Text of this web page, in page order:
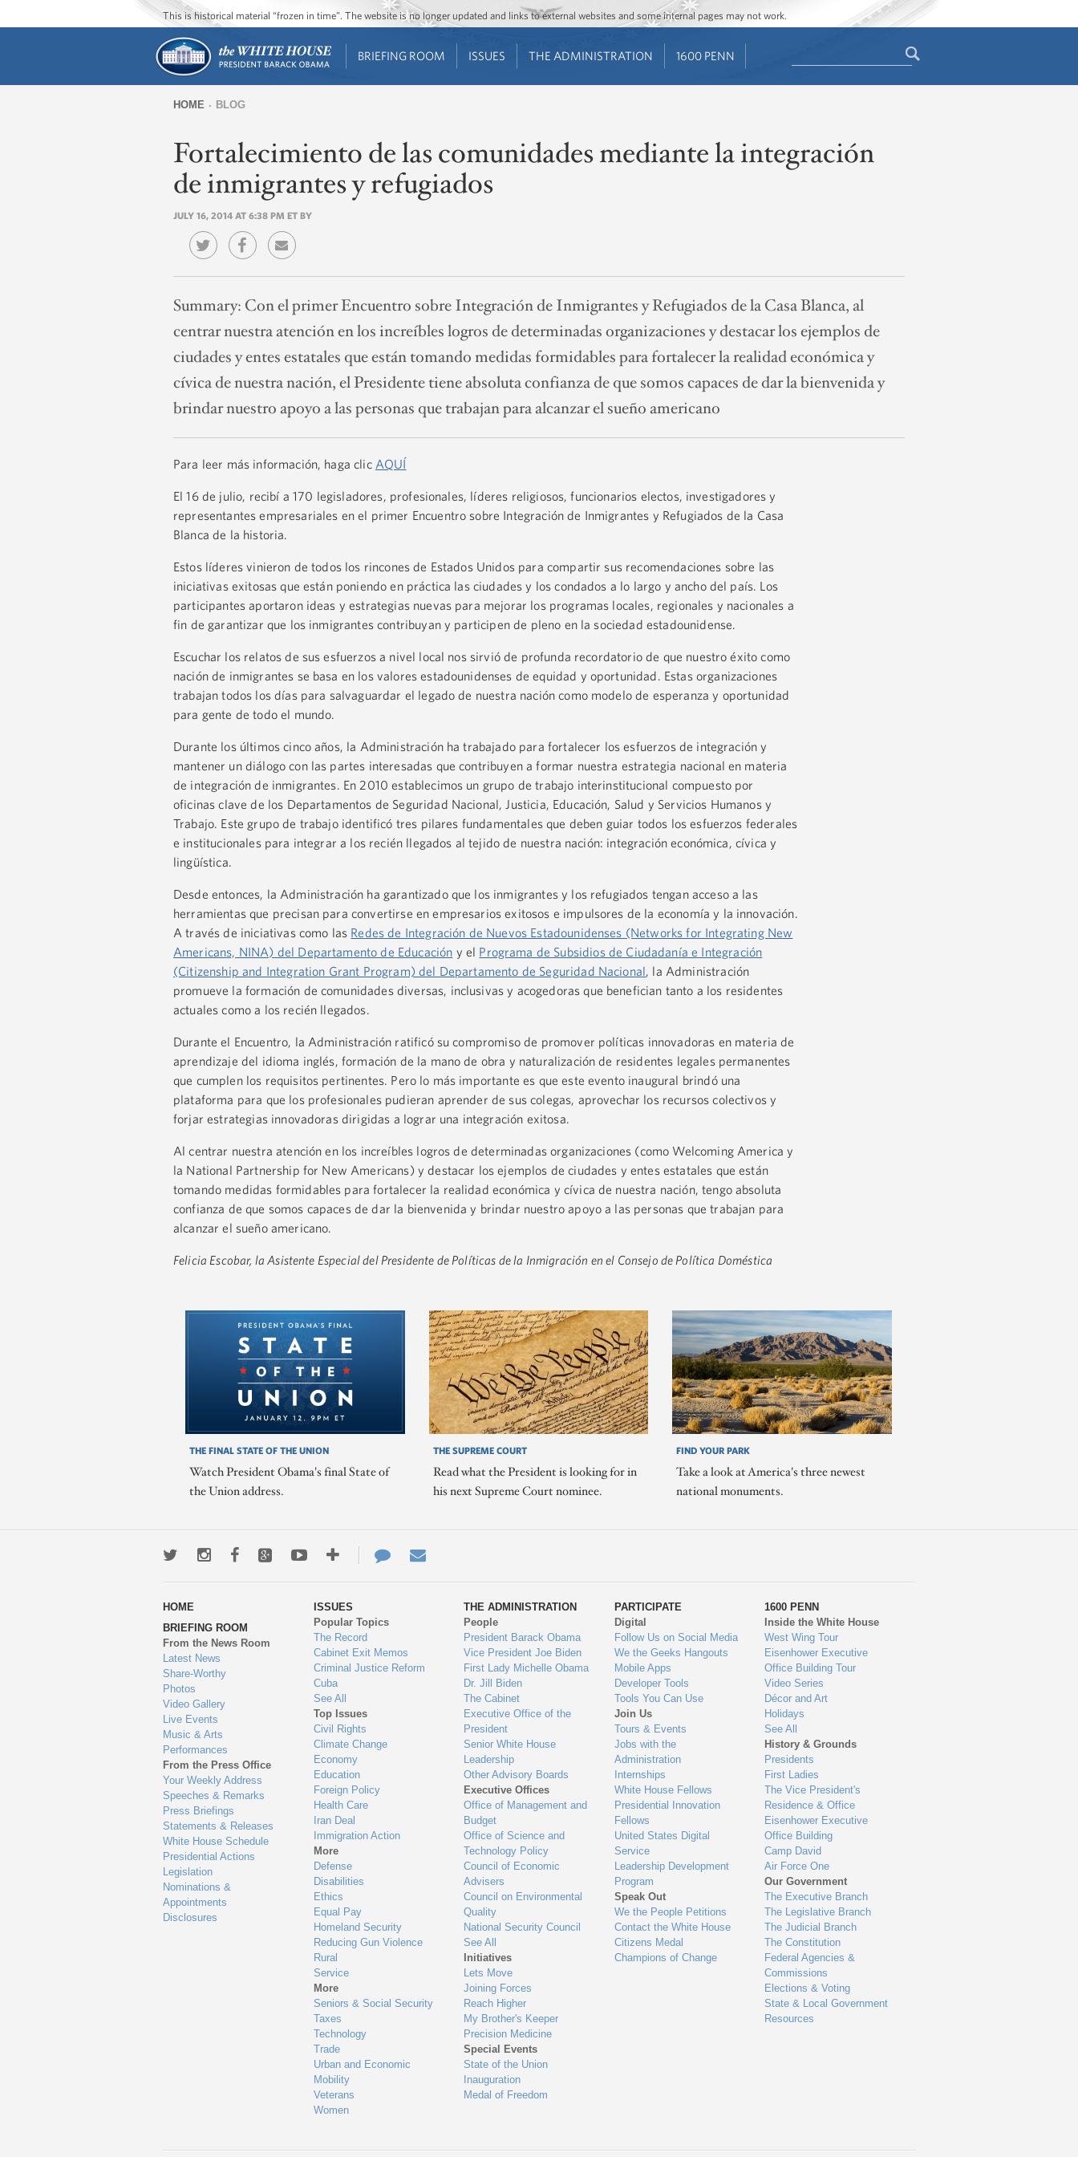
Jump to main content
Jump to navigation
This is historical material “frozen in time”. The website is no longer updated and links to external websites and some internal pages may not work.
BRIEFING ROOM ISSUES THE ADMINISTRATION 1600 PENN
are
here
HOME BLOG
Fortalecimiento de las comunidades mediante la integración
de inmigrantes y refugiados
JULY 16, 2014 AT 6:38 PM ET BY
Summary: Con el primer Encuentro sobre Integración de Inmigrantes y Refugiados de la Casa Blanca, al
centrar nuestra atención en los increíbles logros de determinadas organizaciones y destacar los ejemplos de
ciudades y entes estatales que están tomando medidas formidables para fortalecer la realidad económica y
cívica de nuestra nación, el Presidente tiene absoluta confianza de que somos capaces de dar la bienvenida y
brindar nuestro apoyo a las personas que trabajan para alcanzar el sueño americano
Para leer más información, haga clic AQUÍ
El 16 de julio, recibí a 170 legisladores, profesionales, líderes religiosos, funcionarios electos, investigadores y
representantes empresariales en el primer Encuentro sobre Integración de Inmigrantes y Refugiados de la Casa
Blanca de la historia.
Estos líderes vinieron de todos los rincones de Estados Unidos para compartir sus recomendaciones sobre las
iniciativas exitosas que están poniendo en práctica las ciudades y los condados a lo largo y ancho del país. Los
participantes aportaron ideas y estrategias nuevas para mejorar los programas locales, regionales y nacionales a
fin de garantizar que los inmigrantes contribuyan y participen de pleno en la sociedad estadounidense.
Escuchar los relatos de sus esfuerzos a nivel local nos sirvió de profunda recordatorio de que nuestro éxito como
nación de inmigrantes se basa en los valores estadounidenses de equidad y oportunidad. Estas organizaciones
trabajan todos los días para salvaguardar el legado de nuestra nación como modelo de esperanza y oportunidad
para gente de todo el mundo.
Durante los últimos cinco años, la Administración ha trabajado para fortalecer los esfuerzos de integración y
mantener un diálogo con las partes interesadas que contribuyen a formar nuestra estrategia nacional en materia
de integración de inmigrantes. En 2010 establecimos un grupo de trabajo interinstitucional compuesto por
oficinas clave de los Departamentos de Seguridad Nacional, Justicia, Educación, Salud y Servicios Humanos y
Trabajo. Este grupo de trabajo identificó tres pilares fundamentales que deben guiar todos los esfuerzos federales
e institucionales para integrar a los recién llegados al tejido de nuestra nación: integración económica, cívica y
lingüística.
Desde entonces, la Administración ha garantizado que los inmigrantes y los refugiados tengan acceso a las
herramientas que precisan para convertirse en empresarios exitosos e impulsores de la economía y la innovación.
A través de iniciativas como las Redes de Integración de Nuevos Estadounidenses (Networks for Integrating New
Americans, NINA) del Departamento de Educación y el Programa de Subsidios de Ciudadanía e Integración
(Citizenship and Integration Grant Program) del Departamento de Seguridad Nacional, la Administración
promueve la formación de comunidades diversas, inclusivas y acogedoras que benefician tanto a los residentes
actuales como a los recién llegados.
Durante el Encuentro, la Administración ratificó su compromiso de promover políticas innovadoras en materia de
aprendizaje del idioma inglés, formación de la mano de obra y naturalización de residentes legales permanentes
que cumplen los requisitos pertinentes. Pero lo más importante es que este evento inaugural brindó una
plataforma para que los profesionales pudieran aprender de sus colegas, aprovechar los recursos colectivos y
forjar estrategias innovadoras dirigidas a lograr una integración exitosa.
Al centrar nuestra atención en los increíbles logros de determinadas organizaciones (como Welcoming America y
la National Partnership for New Americans) y destacar los ejemplos de ciudades y entes estatales que están
tomando medidas formidables para fortalecer la realidad económica y cívica de nuestra nación, tengo absoluta
confianza de que somos capaces de dar la bienvenida y brindar nuestro apoyo a las personas que trabajan para
alcanzar el sueño americano.
Felicia Escobar, la Asistente Especial del Presidente de Políticas de la Inmigración en el Consejo de Política Doméstica
THE FINAL STATE OF THE UNION
Watch President Obama's final State of
the Union address.
THE SUPREME COURT
Read what the President is looking for in
his next Supreme Court nominee.
FIND YOUR PARK
Take a look at America's three newest
national monuments.
TwitterInstagramFacebookGoogle+YoutubeMore
ways
to
engage
Contact
Us
HOME
BRIEFING ROOM
From the News Room
Latest News
Share-Worthy
Photos
Video Gallery
Live Events
Music & Arts
Performances
From the Press Office
Your Weekly Address
Speeches & Remarks
Press Briefings
Statements & Releases
White House Schedule
Presidential Actions
Legislation
Nominations &
Appointments
Disclosures
ISSUES
Popular Topics
The Record
Cabinet Exit Memos
Criminal Justice Reform
Cuba
See All
Top Issues
Civil Rights
Climate Change
Economy
Education
Foreign Policy
Health Care
Iran Deal
Immigration Action
More
Defense
Disabilities
Ethics
Equal Pay
Homeland Security
Reducing Gun Violence
Rural
Service
More
Seniors & Social Security
Taxes
Technology
Trade
Urban and Economic
Mobility
Veterans
Women
THE ADMINISTRATION
People
President Barack Obama
Vice President Joe Biden
First Lady Michelle Obama
Dr. Jill Biden
The Cabinet
Executive Office of the
President
Senior White House
Leadership
Other Advisory Boards
Executive Offices
Office of Management and
Budget
Office of Science and
Technology Policy
Council of Economic
Advisers
Council on Environmental
Quality
National Security Council
See All
Initiatives
Lets Move
Joining Forces
Reach Higher
My Brother's Keeper
Precision Medicine
Special Events
State of the Union
Inauguration
Medal of Freedom
PARTICIPATE
Digital
Follow Us on Social Media
We the Geeks Hangouts
Mobile Apps
Developer Tools
Tools You Can Use
Join Us
Tours & Events
Jobs with the
Administration
Internships
White House Fellows
Presidential Innovation
Fellows
United States Digital
Service
Leadership Development
Program
Speak Out
We the People Petitions
Contact the White House
Citizens Medal
Champions of Change
1600 PENN
Inside the White House
West Wing Tour
Eisenhower Executive
Office Building Tour
Video Series
Décor and Art
Holidays
See All
History & Grounds
Presidents
First Ladies
The Vice President's
Residence & Office
Eisenhower Executive
Office Building
Camp David
Air Force One
Our Government
The Executive Branch
The Legislative Branch
The Judicial Branch
The Constitution
Federal Agencies &
Commissions
Elections & Voting
State & Local Government
Resources